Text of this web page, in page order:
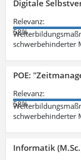
Digitale
Relevanz:
58%
schwerbehinderter
POE:
Relevanz:
58%
schwerbehinderter
Informatik